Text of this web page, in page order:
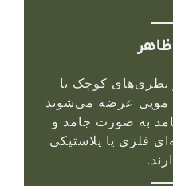
بطری‌های کوچک با
مویی عرضه می‌شوند
به صورت جامد و
فلزی یا پلاستیکی